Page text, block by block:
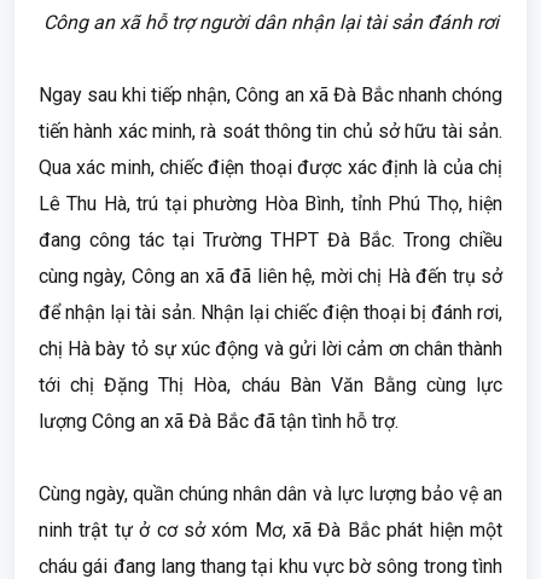
Công an xã hỗ trợ người dân nhận lại tài sản đánh rơi
Ngay sau khi tiếp nhận, Công an xã Đà Bắc nhanh chóng
tiến hành xác minh, rà soát thông tin chủ sở hữu tài sản.
Qua xác minh, chiếc điện thoại được xác định là của chị
Lê Thu Hà, trú tại phường Hòa Bình, tỉnh Phú Thọ, hiện
đang công tác tại Trường THPT Đà Bắc. Trong chiều
cùng ngày, Công an xã đã liên hệ, mời chị Hà đến trụ sở
để nhận lại tài sản. Nhận lại chiếc điện thoại bị đánh rơi,
chị Hà bày tỏ sự xúc động và gửi lời cảm ơn chân thành
tới chị Đặng Thị Hòa, cháu Bàn Văn Bằng cùng lực
lượng Công an xã Đà Bắc đã tận tình hỗ trợ.
Cùng ngày, quần chúng nhân dân và lực lượng bảo vệ an
ninh trật tự ở cơ sở xóm Mơ, xã Đà Bắc phát hiện một
cháu gái đang lang thang tại khu vực bờ sông trong tình